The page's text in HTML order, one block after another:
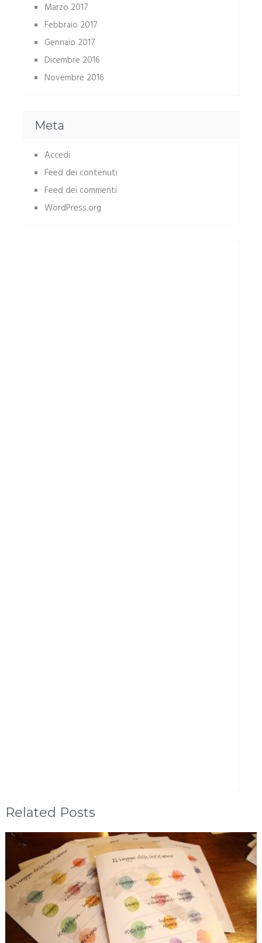
Marzo 2017
Febbraio 2017
Gennaio 2017
Dicembre 2016
Novembre 2016
Meta
Accedi
Feed dei contenuti
Feed dei commenti
WordPress.org
Related Posts